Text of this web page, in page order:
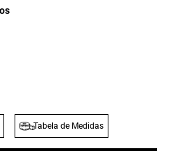
Tabela de Medidas